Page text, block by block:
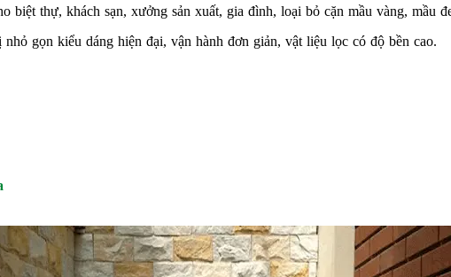
biệt thự, khách sạn, xưởng sản xuất, gia đình, loại bỏ cặn mầu vàng, mầu
gọn kiểu dáng hiện đại, vận hành đơn giản, vật liệu lọc có độ bền cao.